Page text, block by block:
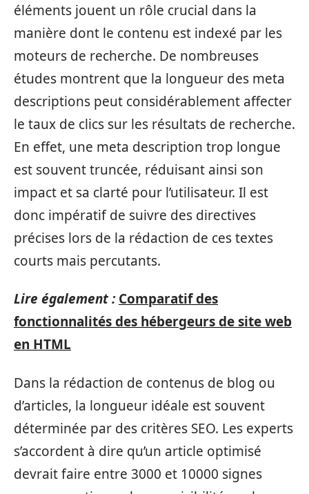
éléments jouent un rôle crucial dans la
manière dont le contenu est indexé par les
moteurs de recherche. De nombreuses
études montrent que la longueur des meta
descriptions peut considérablement affecter
le taux de clics sur les résultats de recherche.
En effet, une meta description trop longue
est souvent truncée, réduisant ainsi son
impact et sa clarté pour l’utilisateur. Il est
donc impératif de suivre des directives
précises lors de la rédaction de ces textes
courts mais percutants.
Lire également : Comparatif des
fonctionnalités des hébergeurs de site web
en HTML
Dans la rédaction de contenus de blog ou
d’articles, la longueur idéale est souvent
déterminée par des critères SEO. Les experts
s’accordent à dire qu’un article optimisé
devrait faire entre 3000 et 10000 signes